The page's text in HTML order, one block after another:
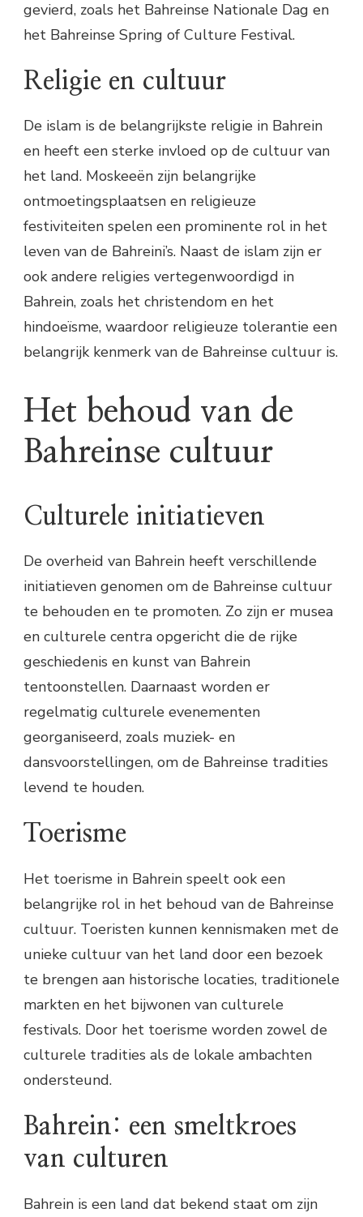
gevierd, zoals het Bahreinse Nationale Dag en
het Bahreinse Spring of Culture Festival.
Religie en cultuur
De islam is de belangrijkste religie in Bahrein
en heeft een sterke invloed op de cultuur van
het land. Moskeeën zijn belangrijke
ontmoetingsplaatsen en religieuze
festiviteiten spelen een prominente rol in het
leven van de Bahreini’s. Naast de islam zijn er
ook andere religies vertegenwoordigd in
Bahrein, zoals het christendom en het
hindoeïsme, waardoor religieuze tolerantie een
belangrijk kenmerk van de Bahreinse cultuur is.
Het behoud van de
Bahreinse cultuur
Culturele initiatieven
De overheid van Bahrein heeft verschillende
initiatieven genomen om de Bahreinse cultuur
te behouden en te promoten. Zo zijn er musea
en culturele centra opgericht die de rijke
geschiedenis en kunst van Bahrein
tentoonstellen. Daarnaast worden er
regelmatig culturele evenementen
georganiseerd, zoals muziek- en
dansvoorstellingen, om de Bahreinse tradities
levend te houden.
Toerisme
Het toerisme in Bahrein speelt ook een
belangrijke rol in het behoud van de Bahreinse
cultuur. Toeristen kunnen kennismaken met de
unieke cultuur van het land door een bezoek
te brengen aan historische locaties, traditionele
markten en het bijwonen van culturele
festivals. Door het toerisme worden zowel de
culturele tradities als de lokale ambachten
ondersteund.
Bahrein: een smeltkroes
van culturen
Bahrein is een land dat bekend staat om zijn